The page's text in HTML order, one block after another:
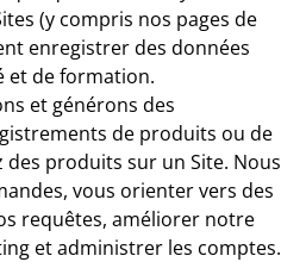
(y compris nos pages de
enregistrer des données
et de formation.
et générons des
de produits ou de
produits sur un Site. Nous
vous orienter vers des
requêtes, améliorer notre
et administrer les comptes.